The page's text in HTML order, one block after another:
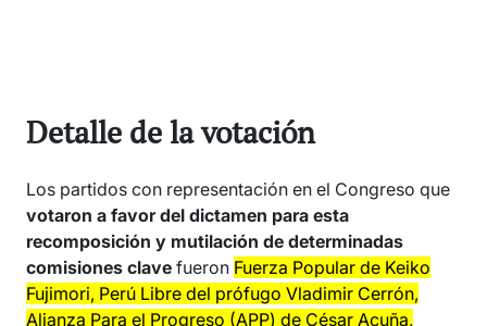
Detalle de la votación
Los partidos con representación en el Congreso que
votaron a favor del dictamen para esta
recomposición y mutilación de determinadas
comisiones clave fueron Fuerza Popular de Keiko
Fujimori, Perú Libre del prófugo Vladimir Cerrón,
Alianza Para el Progreso (APP) de César Acuña,